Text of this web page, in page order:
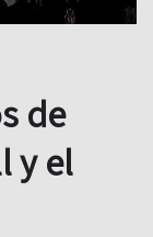
de
y el